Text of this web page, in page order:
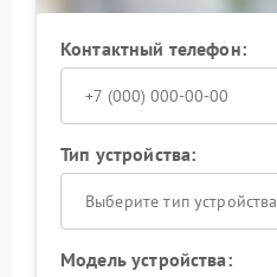
Контактный телефон:
Тип устройства:
Выберите тип устройства
Модель устройства: